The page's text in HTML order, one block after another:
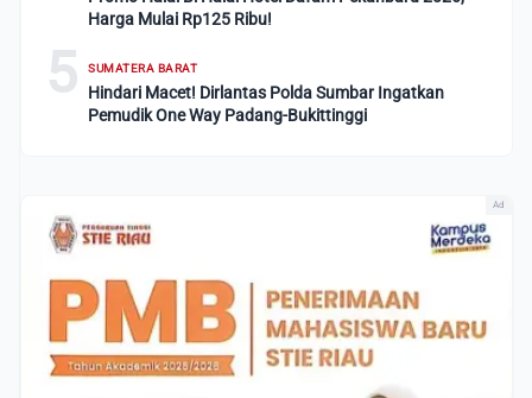
Harga Mulai Rp125 Ribu!
5 SUMATERA BARAT
Hindari Macet! Dirlantas Polda Sumbar Ingatkan
Pemudik One Way Padang-Bukittinggi
Ad